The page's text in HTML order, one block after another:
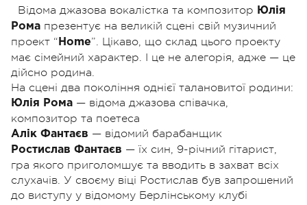
Відома джазова вокалістка та композитор Юлія
Рома презентує на великій сцені свій музичний
проект “ Home”. Цікаво, що склад цього проекту
має сімейний характер. І це не алегорія, адже — це
дійсно родина.
На сцені два покоління однієї талановитої родини:
Юлія Рома — відома джазова співачка,
композитор та поетеса
Алік Фантаєв — відомий барабанщик
Ростислав Фантаєв — їх син, 9-річний гітарист,
гра якого приголомшує та вводить в захват всіх
слухачів. У своєму віці Ростислав був запрошений
до виступу у відомому Берлінському клубі